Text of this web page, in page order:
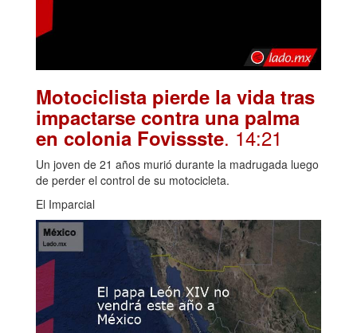
Motociclista pierde la vida tras
impactarse contra una palma
en colonia Fovissste. 14:21
Un joven de 21 años murió durante la madrugada luego
de perder el control de su motocicleta.
El Imparcial